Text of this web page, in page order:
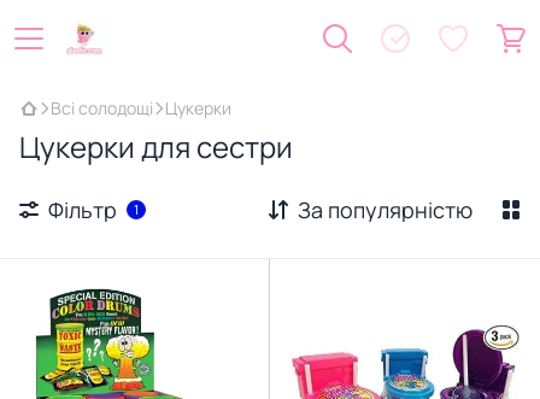
Всі солодощі Цукерки
Цукерки для сестри
Фільтр 1 За популярністю